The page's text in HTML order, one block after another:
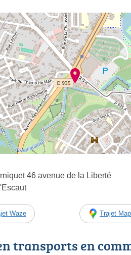
46 avenue de la Liberté
Waze Trajet
transports en